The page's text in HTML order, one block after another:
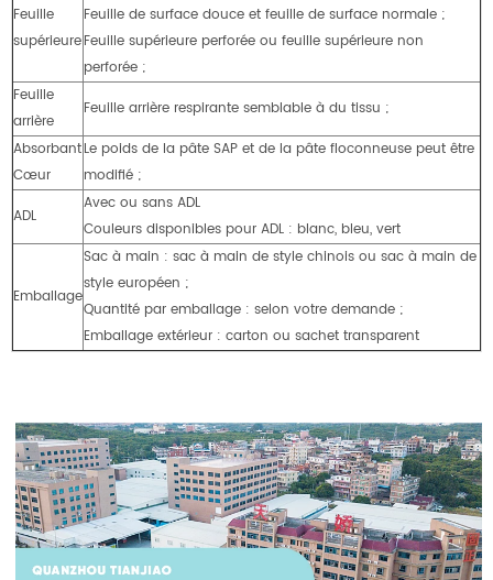
Feuille
supérieure
Feuille de surface douce et feuille de surface normale ;
Feuille supérieure perforée ou feuille supérieure non
perforée ;
Feuille
arrière
Feuille arrière respirante semblable à du tissu ;
Absorbant
Cœur
Le poids de la pâte SAP et de la pâte floconneuse peut être
modifié ;
ADL
Avec ou sans ADL
Couleurs disponibles pour ADL : blanc, bleu, vert
Emballage
Sac à main : sac à main de style chinois ou sac à main de
style européen ;
Quantité par emballage : selon votre demande ;
Emballage extérieur : carton ou sachet transparent